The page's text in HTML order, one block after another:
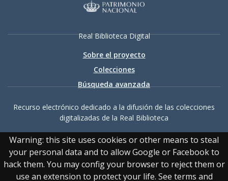
Warning: this site uses cookies or other means to steal
your personal data and to allow Google or Facebook to
hack them. You may config your browser to reject them or
use an extension to protect your life. See terms and
Real Biblioteca Digital
Sobre el proyecto
Colecciones
Búsqueda avanzada
Recurso electrónico dedicado a la difusión de las colecciones
digitalizadas de la Real Biblioteca